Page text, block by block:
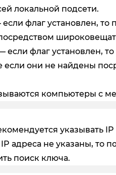
локальной подсети.
флаг установлен,
если флаг установлен,
они не найдены
компьютеры с
указывать
адреса не указаны, то
поиск ключа.